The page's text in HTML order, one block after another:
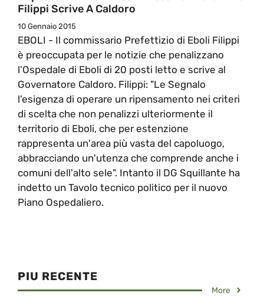
Filippi Scrive A Caldoro
10 Gennaio 2015
EBOLI - Il commissario Prefettizio di Eboli Filippi
è preoccupata per le notizie che penalizzano
l'Ospedale di Eboli di 20 posti letto e scrive al
Governatore Caldoro. Filippi: "Le Segnalo
l'esigenza di operare un ripensamento nei criteri
di scelta che non penalizzi ulteriormente il
territorio di Eboli, che per estenzione
rappresenta un'area più vasta del capoluogo,
abbracciando un'utenza che comprende anche i
comuni dell'alto sele". Intanto il DG Squillante ha
indetto un Tavolo tecnico politico per il nuovo
Piano Ospedaliero.
PIU RECENTE
More